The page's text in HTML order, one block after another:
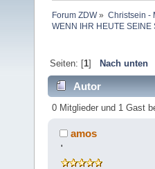
Forum ZDW» Christsein -
WENN IHR HEUTE SEINE
Seiten: [1] Nach unten
Autor
(Gelesen 10417 mal)
0 Mitglieder und 1 Gast
amos
'